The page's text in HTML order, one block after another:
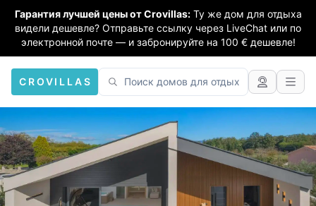
Гарантия лучшей цены от Crovillas: Ту же дом для отдыха
видели дешевле? Отправьте ссылку через LiveChat или по
электронной почте — и забронируйте на 100 € дешевле!
CROVILLAS